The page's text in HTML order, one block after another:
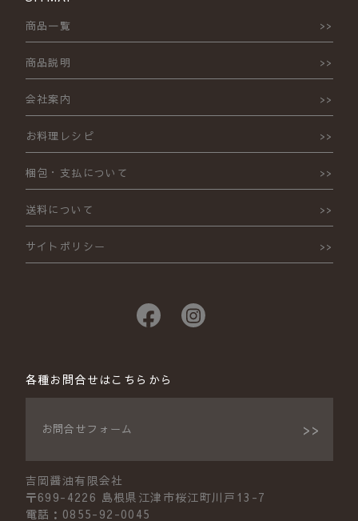
商品一覧
商品説明
会社案内
お料理レシピ
梱包・支払について
送料について
サイトポリシー
各種お問合せはこちらから
お問合せフォーム
吉岡醤油有限会社
〒699-4226 島根県江津市桜江町川戸13-7
電話：0855-92-0045